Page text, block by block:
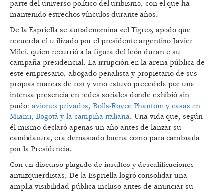
parte del universo político del uribismo, con el que ha
mantenido estrechos vínculos durante años.
De la Espriella se autodenomina «el Tigre», apodo que
recuerda el utilizado por el presidente argentino Javier
Milei, quien recurrió a la figura del león durante su
campaña presidencial. La irrupción en la arena pública de
este empresario, abogado penalista y propietario de sus
propias marcas de ron y vino estuvo precedida por una
intensa presencia en redes sociales donde exhibió sin
pudor aviones privados, Rolls-Royce Phantom y casas en
Miami, Bogotá y la campiña italiana. Una vida que, según
él mismo declaró apenas un año antes de lanzar su
candidatura, era demasiado buena como para cambiarla
por la Presidencia.
Con un discurso plagado de insultos y descalificaciones
antiizquierdistas, De la Espriella logró consolidar una
amplia visibilidad pública incluso antes de anunciar su